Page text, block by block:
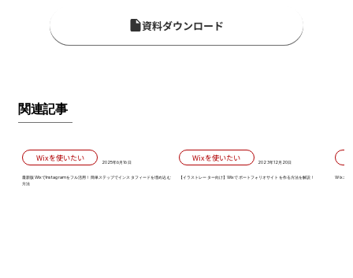
資料ダウンロード
関連記事
Wixを使いたい 2025年6月16日
最新版WixでInstagramをフル活用！簡単ステップでインスタフィードを埋め込む
方法
Wixを使いたい 2023年12月20日
【イラストレーター向け】Wixでポートフォリオサイトを作る方法を解説！ Wixエデ